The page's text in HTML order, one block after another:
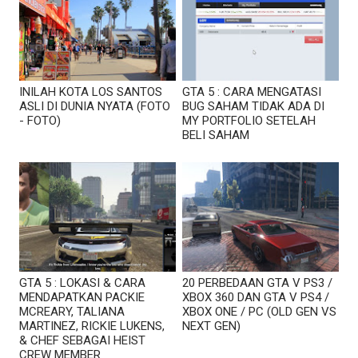
INILAH KOTA LOS SANTOS
ASLI DI DUNIA NYATA (FOTO
- FOTO)
GTA 5 : CARA MENGATASI
BUG SAHAM TIDAK ADA DI
MY PORTFOLIO SETELAH
BELI SAHAM
GTA 5 : LOKASI & CARA
MENDAPATKAN PACKIE
MCREARY, TALIANA
MARTINEZ, RICKIE LUKENS,
& CHEF SEBAGAI HEIST
20 PERBEDAAN GTA V PS3 /
XBOX 360 DAN GTA V PS4 /
XBOX ONE / PC (OLD GEN VS
NEXT GEN)